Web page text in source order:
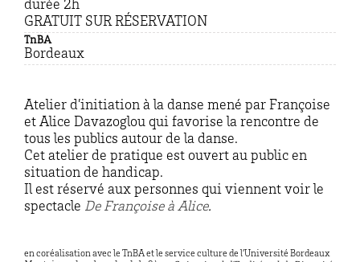
durée 2h
GRATUIT SUR RÉSERVATION
TnBA
Bordeaux
Atelier d’initiation à la danse mené par Françoise
et Alice Davazoglou qui favorise la rencontre de
tous les publics autour de la danse.
Cet atelier de pratique est ouvert au public en
situation de handicap.
Il est réservé aux personnes qui viennent voir le
spectacle De Françoise à Alice.
en coréalisation avec le TnBA et le service culture de l’Université Bordeaux